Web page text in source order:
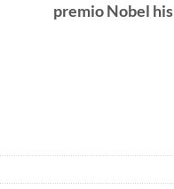
premio Nobel